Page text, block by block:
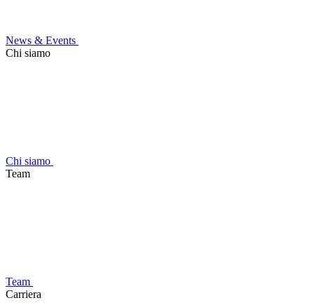
News & Events
Chi siamo
Chi siamo
Team
Team
Carriera